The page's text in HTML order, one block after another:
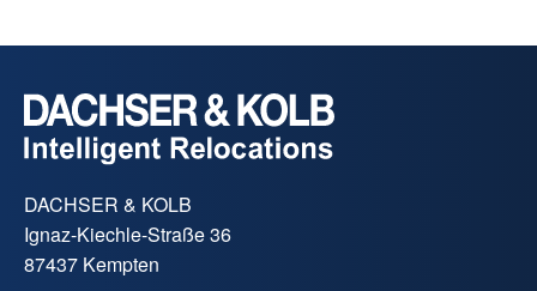
DACHSER & KOLB
Ignaz-Kiechle-Straße 36
87437 Kempten